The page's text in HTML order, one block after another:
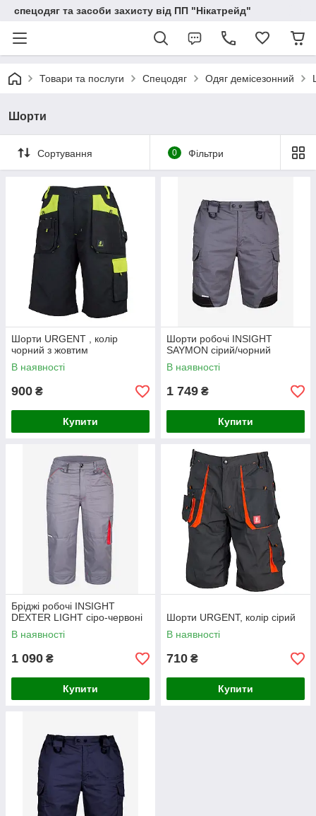
спецодяг та засоби захисту від ПП "Нікатрейд"
Товари та послуги Спецодяг Одяг демісезонний
Шорти
Сортування 0 Фільтри
Шорти URGENT , колір
чорний з жовтим
В наявності
900 ₴
Купити
Шорти робочі INSIGHT
SAYMON cірий/чорний
В наявності
1 749 ₴
Купити
Бріджі робочі INSIGHT
DEXTER LIGHT сіро-червоні
В наявності
1 090 ₴
Купити
Шорти URGENT, колір сірий
В наявності
710 ₴
Купити